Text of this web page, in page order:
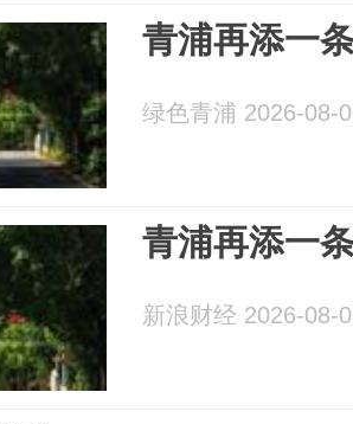
青浦再添一
绿色青浦 2026-08-
青浦再添一
新浪财经 2026-08-